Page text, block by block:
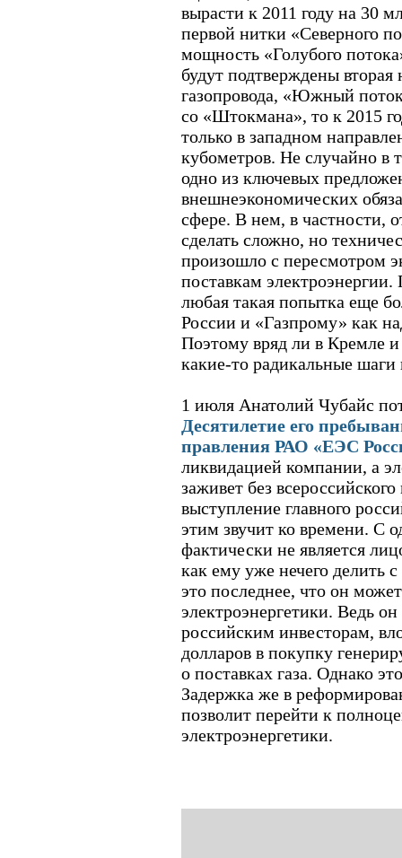
вырасти к 2011 году на 30
первой нитки «Северного
мощность «Голубого
будут подтверждены вторая
газопровода, «Южный
со «Штокмана», то к 2015
только в западном
кубометров. Не случайно в
одно из ключевых
внешнеэкономических
сфере. В нем, в частности,
сделать сложно, но
произошло с пересмотром
поставкам
любая такая попытка еще
России и «Газпрому» как
Поэтому вряд ли в Кремле
какие-то радикальные шаги
1 июля Анатолий Чубайс
Десятилетие его
правления РАО «ЕЭС
ликвидацией компании, а
заживет без
выступление главного
этим звучит ко времени. С
фактически не является
как ему уже нечего делить
это последнее, что он
электроэнергетики. Ведь
российским инвесторам,
долларов в покупку
о поставках газа. Однако
Задержка же в
позволит перейти к
электроэнергетики.